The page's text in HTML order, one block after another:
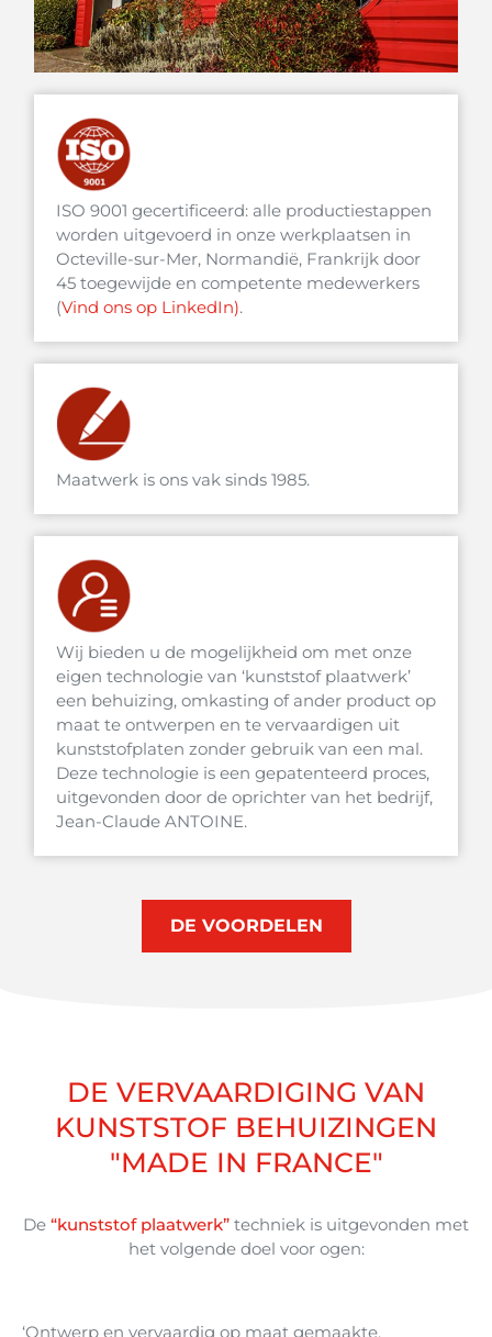
ISO 9001 gecertificeerd: alle productiestappen
worden uitgevoerd in onze werkplaatsen in
Octeville-sur-Mer, Normandië, Frankrijk door
45 toegewijde en competente medewerkers
(Vind ons op LinkedIn).
Maatwerk is ons vak sinds 1985.
Wij bieden u de mogelijkheid om met onze
eigen technologie van ‘kunststof plaatwerk’
een behuizing, omkasting of ander product op
maat te ontwerpen en te vervaardigen uit
kunststofplaten zonder gebruik van een mal.
Deze technologie is een gepatenteerd proces,
uitgevonden door de oprichter van het bedrijf,
Jean-Claude ANTOINE.
DE VOORDELEN
DE VERVAARDIGING VAN
KUNSTSTOF BEHUIZINGEN
"MADE IN FRANCE"
De “kunststof plaatwerk” techniek is uitgevonden met
het volgende doel voor ogen:
‘Ontwerp en vervaardig op maat gemaakte,